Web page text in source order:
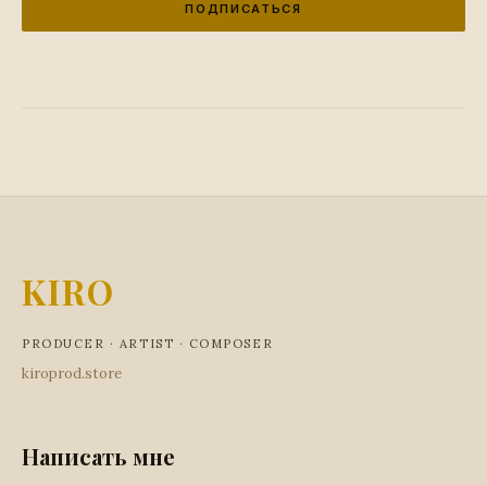
ПОДПИСАТЬСЯ
KIRO
PRODUCER · ARTIST · COMPOSER
kiroprod.store
Написать мне